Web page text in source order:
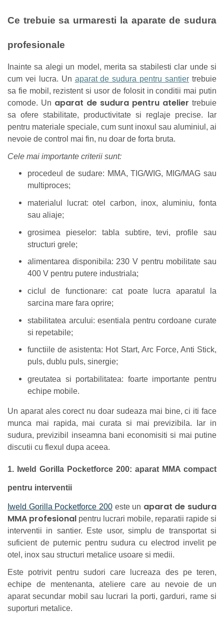
Ce trebuie sa urmaresti la aparate de sudura
profesionale
Inainte sa alegi un model, merita sa stabilesti clar unde si
cum vei lucra. Un aparat de sudura pentru santier trebuie
sa fie mobil, rezistent si usor de folosit in conditii mai putin
comode. Un aparat de sudura pentru atelier trebuie
sa ofere stabilitate, productivitate si reglaje precise. Iar
pentru materiale speciale, cum sunt inoxul sau aluminiul, ai
nevoie de control mai fin, nu doar de forta bruta.
Cele mai importante criterii sunt:
procedeul de sudare: MMA, TIG/WIG, MIG/MAG sau
multiproces;
materialul lucrat: otel carbon, inox, aluminiu, fonta
sau aliaje;
grosimea pieselor: tabla subtire, tevi, profile sau
structuri grele;
alimentarea disponibila: 230 V pentru mobilitate sau
400 V pentru putere industriala;
ciclul de functionare: cat poate lucra aparatul la
sarcina mare fara oprire;
stabilitatea arcului: esentiala pentru cordoane curate
si repetabile;
functiile de asistenta: Hot Start, Arc Force, Anti Stick,
puls, dublu puls, sinergie;
greutatea si portabilitatea: foarte importante pentru
echipe mobile.
Un aparat ales corect nu doar sudeaza mai bine, ci iti face
munca mai rapida, mai curata si mai previzibila. Iar in
sudura, previzibil inseamna bani economisiti si mai putine
discutii cu flexul dupa aceea.
1. Iweld Gorilla Pocketforce 200: aparat MMA compact
pentru interventii
Iweld Gorilla Pocketforce 200este un aparat de sudura
MMA profesional pentru lucrari mobile, reparatii rapide si
interventii in santier. Este usor, simplu de transportat si
suficient de puternic pentru sudura cu electrod invelit pe
otel, inox sau structuri metalice usoare si medii.
Este potrivit pentru sudori care lucreaza des pe teren,
echipe de mentenanta, ateliere care au nevoie de un
aparat secundar mobil sau lucrari la porti, garduri, rame si
suporturi metalice.